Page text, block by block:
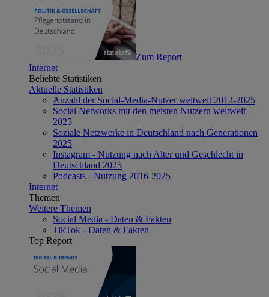
Zum Report
Internet
Beliebte Statistiken
Aktuelle Statistiken
Anzahl der Social-Media-Nutzer weltweit 2012-2025
Social Networks mit den meisten Nutzern weltweit
2025
Soziale Netzwerke in Deutschland nach Generationen
2025
Instagram - Nutzung nach Alter und Geschlecht in
Deutschland 2025
Podcasts - Nutzung 2016-2025
Internet
Themen
Weitere Themen
Social Media - Daten & Fakten
TikTok - Daten & Fakten
Top Report